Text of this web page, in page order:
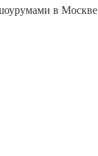
в